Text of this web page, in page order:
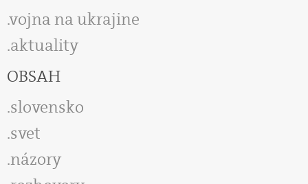
vojna na ukrajine
aktuality
OBSAH
slovensko
svet
názory